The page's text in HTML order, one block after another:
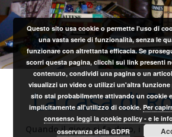
Salta
al
contenuto
La casa di
Quando il gioco si fa duro, i sardi
Questo sito usa cookie o permette l'uso di
una vasta serie di funzionalità, senza le
funzionare con altrettanta efficacia. Se
scorri questa pagina, clicchi sui link presenti
contenuto, condividi una pagina o un
visualizzi un video o utilizzi un'altra funzione
sito stai probabilmente attivando un cookie
implicitamente all'utilizzo di cookie.Per
consenso leggi la cookie policy - e le
osservanza della GDPR